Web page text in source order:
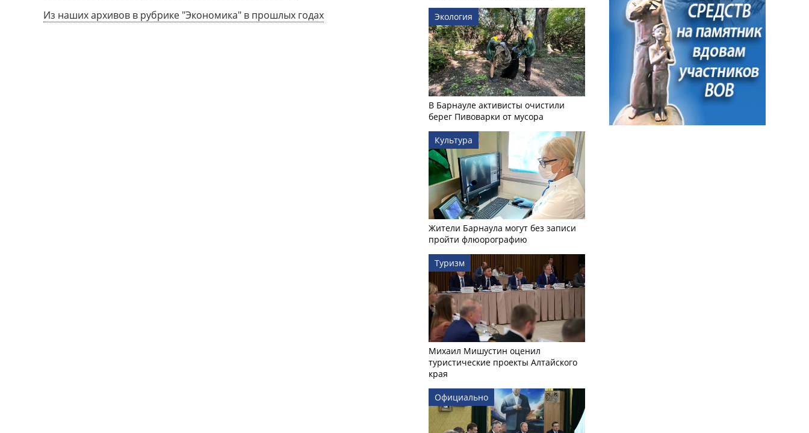
Из наших архивов в рубрике "Экономика" в прошлых годах
Экология
В Барнауле активисты очистили
берег Пивоварки от мусора
Культура
Жители Барнаула могут без записи
пройти флюорографию
Туризм
Михаил Мишустин оценил
туристические проекты Алтайского
края
Официально